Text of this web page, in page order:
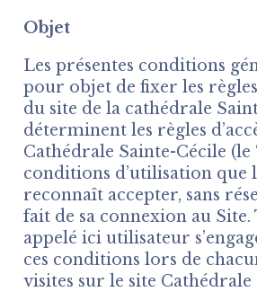
Objet
Les présentes conditions
pour objet de fixer les
du site de la cathédrale
déterminent les règles
Cathédrale Sainte-Cécile (le
conditions d’utilisation que
reconnaît accepter, sans
fait de sa connexion au
appelé ici utilisateur
ces conditions lors de
visites sur le site Cathédrale